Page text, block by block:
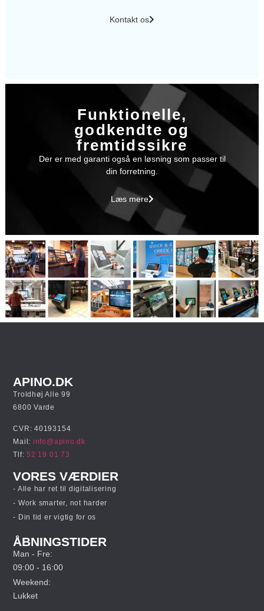
Kontakt os
Funktionelle,
godkendte og
fremtidssikre
Der er med garanti også en løsning som passer til
din forretning.
Læs mere
APINO.DK
Troldhøj Alle 99
6800 Varde
CVR: 40193154
Mail: info@apino.dk
Tlf:52 19 01 73
VORES VÆRDIER
- Alle har ret til digitalisering
- Work smarter, not harder
- Din tid er vigtig for os
ÅBNINGSTIDER
Man - Fre:
09:00 - 16:00
Weekend:
Lukket